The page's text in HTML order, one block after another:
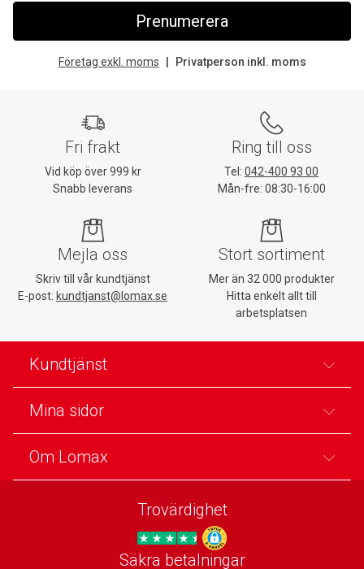
Prenumerera
Företag exkl. moms Privatperson inkl. moms
Fri frakt
Vid köp över 999 kr
Snabb leverans
Ring till oss
Tel: 042-400 93 00
Mån-fre: 08:30-16:00
Mejla oss
Skriv till vår kundtjänst
E-post: kundtjanst@lomax.se
Stort sortiment
Mer än 32 000 produkter
Hitta enkelt allt till
arbetsplatsen
Kundtjänst
Mina sidor
Om Lomax
Trovärdighet
Trygg E-handel
Säkra betalningar